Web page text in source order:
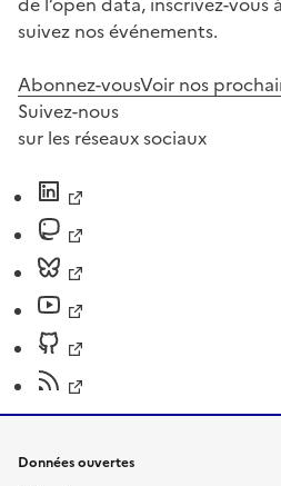
suivez nos événements.
Abonnez-vousVoir nos
Suivez-nous
sur les réseaux sociaux
Données ouvertes